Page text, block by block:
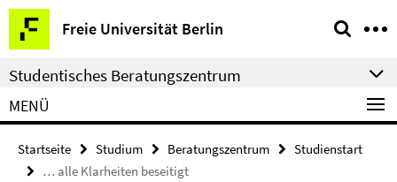
Springe
direkt
zu
Inhalt
Freie Universität Berlin
Service-
Navigation
Studentisches Beratungszentrum
MENÜ
Startseite Studium Beratungszentrum
Studienstart
… alle Klarheiten beseitigt